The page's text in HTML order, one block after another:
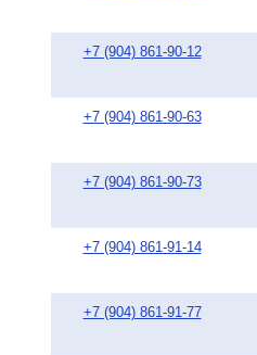
+7 (904) 861-90-12
+7 (904) 861-90-63
+7 (904) 861-90-73
+7 (904) 861-91-14
+7 (904) 861-91-77